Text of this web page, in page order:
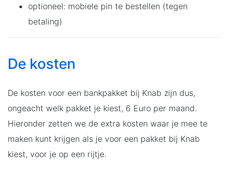
optioneel: mobiele pin te bestellen (tegen
betaling)
De kosten
De kosten voor een bankpakket bij Knab zijn dus,
ongeacht welk pakket je kiest, 6 Euro per maand.
Hieronder zetten we de extra kosten waar je mee te
maken kunt krijgen als je voor een pakket bij Knab
kiest, voor je op een rijtje.